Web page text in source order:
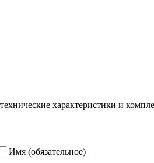
характеристики и
Имя (обязательное)